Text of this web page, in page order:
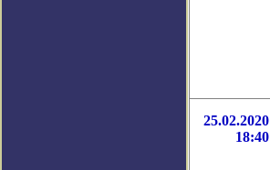
25.02.2020
18:40